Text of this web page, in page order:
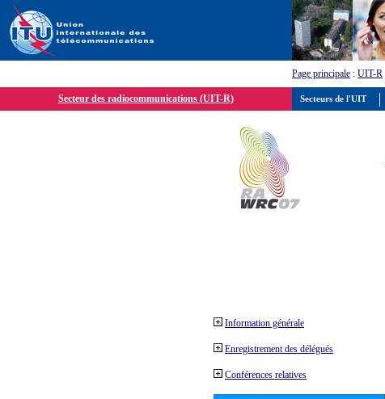
Page principale : UIT-R
Secteur des radiocommunications (UIT-R)
Information générale
Enregistrement des délégués
Conférences relatives
Secteurs de l'UIT